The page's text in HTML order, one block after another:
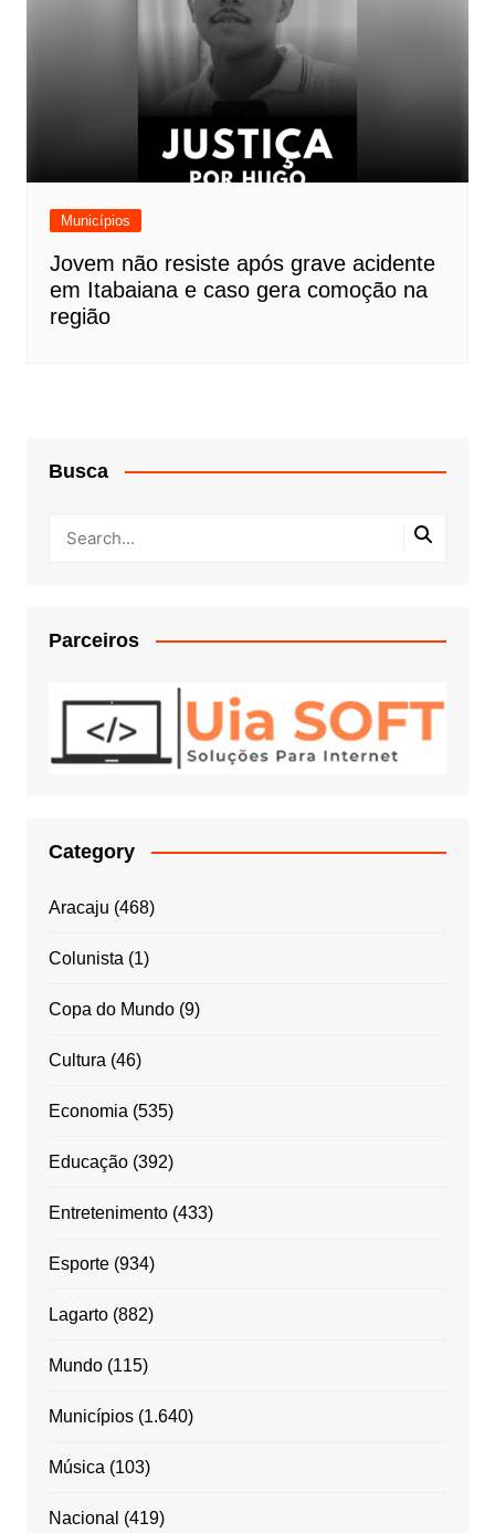
Municípios
Jovem não resiste após grave acidente
em Itabaiana e caso gera comoção na
região
Busca
Parceiros
Category
Aracaju (468)
Colunista (1)
Copa do Mundo(9)
Cultura (46)
Economia (535)
Educação(392)
Entretenimento(433)
Esporte(934)
Lagarto(882)
Mundo(115)
Municípios(1.640)
Música (103)
Nacional (419)